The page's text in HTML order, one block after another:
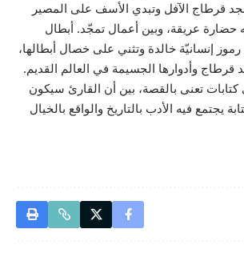
قرطاج الآفل وتبدي الأسف على المصير
حضارة عريقة، وبين أعمال تمجّد. أبطال
إنسانيّة خالدة وتثني على خصال أبطالها،
قرطاج وأدوارها الجسيمة في العالم القديم.
تعنى بالقصة، بين أن القارئ سيكون
يجتمع فيه الأدب بالتاريخ والواقع بالخيال